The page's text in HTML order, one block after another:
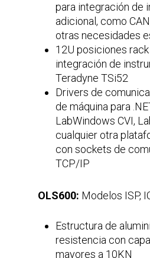
para integración de
adicional, como
otras necesidades
12U posiciones
integración de
Teradyne TSi52
Drivers de
de máquina para
LabWindows CVI,
cualquier otra
con sockets de
TCP/IP
OLS600: Modelos ISP,
Estructura de
resistencia con
mayores a 10KN